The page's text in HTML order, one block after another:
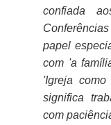
confiada
papel
com 'a
'Igreja
significa
com